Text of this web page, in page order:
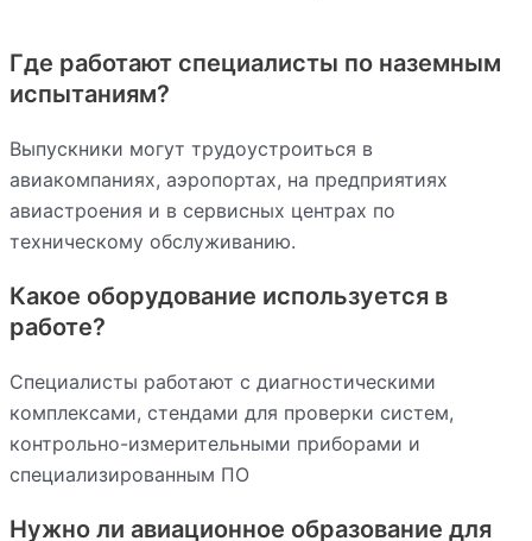
Где работают специалисты по наземным
испытаниям?
Выпускники могут трудоустроиться в
авиакомпаниях, аэропортах, на предприятиях
авиастроения и в сервисных центрах по
техническому обслуживанию.
Какое оборудование используется в
работе?
Специалисты работают с диагностическими
комплексами, стендами для проверки систем,
контрольно-измерительными приборами и
специализированным ПО
Нужно ли авиационное образование для